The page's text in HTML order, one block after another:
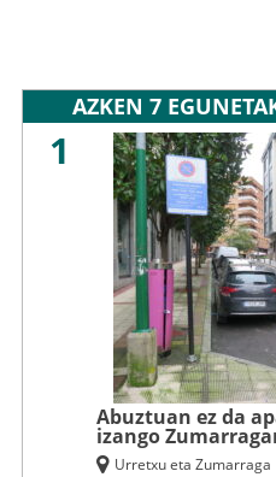
AZKEN 7
1
Abuztuan ez da
izango
Urretxu eta Zumarraga